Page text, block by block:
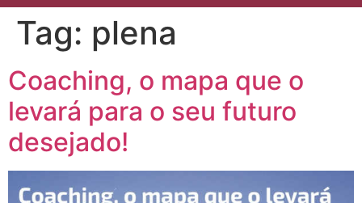
Tag: plena
Coaching, o mapa que o
levará para o seu futuro
desejado!